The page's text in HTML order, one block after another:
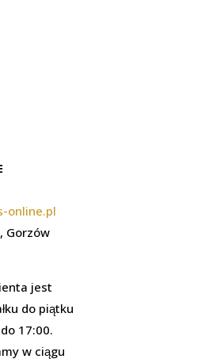
online.pl
Gorzów
jest
do piątku
17:00.
w ciągu